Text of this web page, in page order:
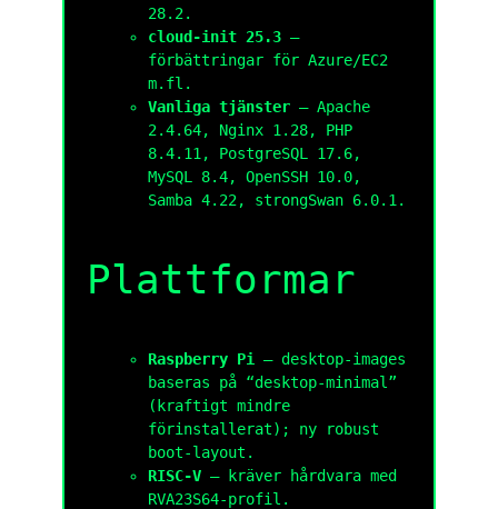
28.2.
cloud-init 25.3 —
förbättringar för Azure/EC2
m.fl.
Vanliga tjänster — Apache
2.4.64, Nginx 1.28, PHP
8.4.11, PostgreSQL 17.6,
MySQL 8.4, OpenSSH 10.0,
Samba 4.22, strongSwan 6.0.1.
Plattformar
Raspberry Pi
— desktop-images
baseras på “desktop-minimal”
(kraftigt mindre
förinstallerat); ny robust
boot-layout.
RISC-V — kräver hårdvara med
RVA23S64-profil.